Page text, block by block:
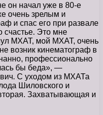
он начал уже в 80-е
очень зрелым и
и спас его при развале
счастье. Это мне
МХАТ, мой МХАТ, очень
возник кинематограф в
профессионально
бы беда», —
С уходом из МХАТа
Шиловского и
Захватывающая и